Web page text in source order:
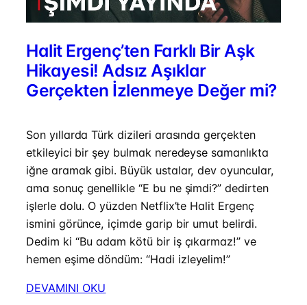
Halit Ergenç’ten Farklı Bir Aşk
Hikayesi! Adsız Aşıklar
Gerçekten İzlenmeye Değer mi?
Son yıllarda Türk dizileri arasında gerçekten
etkileyici bir şey bulmak neredeyse samanlıkta
iğne aramak gibi. Büyük ustalar, dev oyuncular,
ama sonuç genellikle “E bu ne şimdi?” dedirten
işlerle dolu. O yüzden Netflix’te Halit Ergenç
ismini görünce, içimde garip bir umut belirdi.
Dedim ki “Bu adam kötü bir iş çıkarmaz!” ve
hemen eşime döndüm: “Hadi izleyelim!”
DEVAMINI OKU